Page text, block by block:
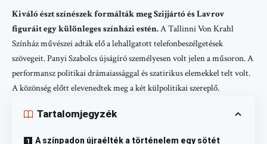
Kiváló észt színészek formálták meg Szijjártó és Lavrov
figuráit egy különleges színházi estén.A Tallinni Von Krahl
Színház művészei adták elő a lehallgatott telefonbeszélgetések
szövegeit. Panyi Szabolcs újságíró személyesen volt jelen a műsoron. A
performansz politikai drámaiassággal és szatirikus elemekkel telt volt.
A közönség előtt elevenedtek meg a két külpolitikai szereplő.
Tartalomjegyzék
A színpadon újraélték a történelem egy sötét